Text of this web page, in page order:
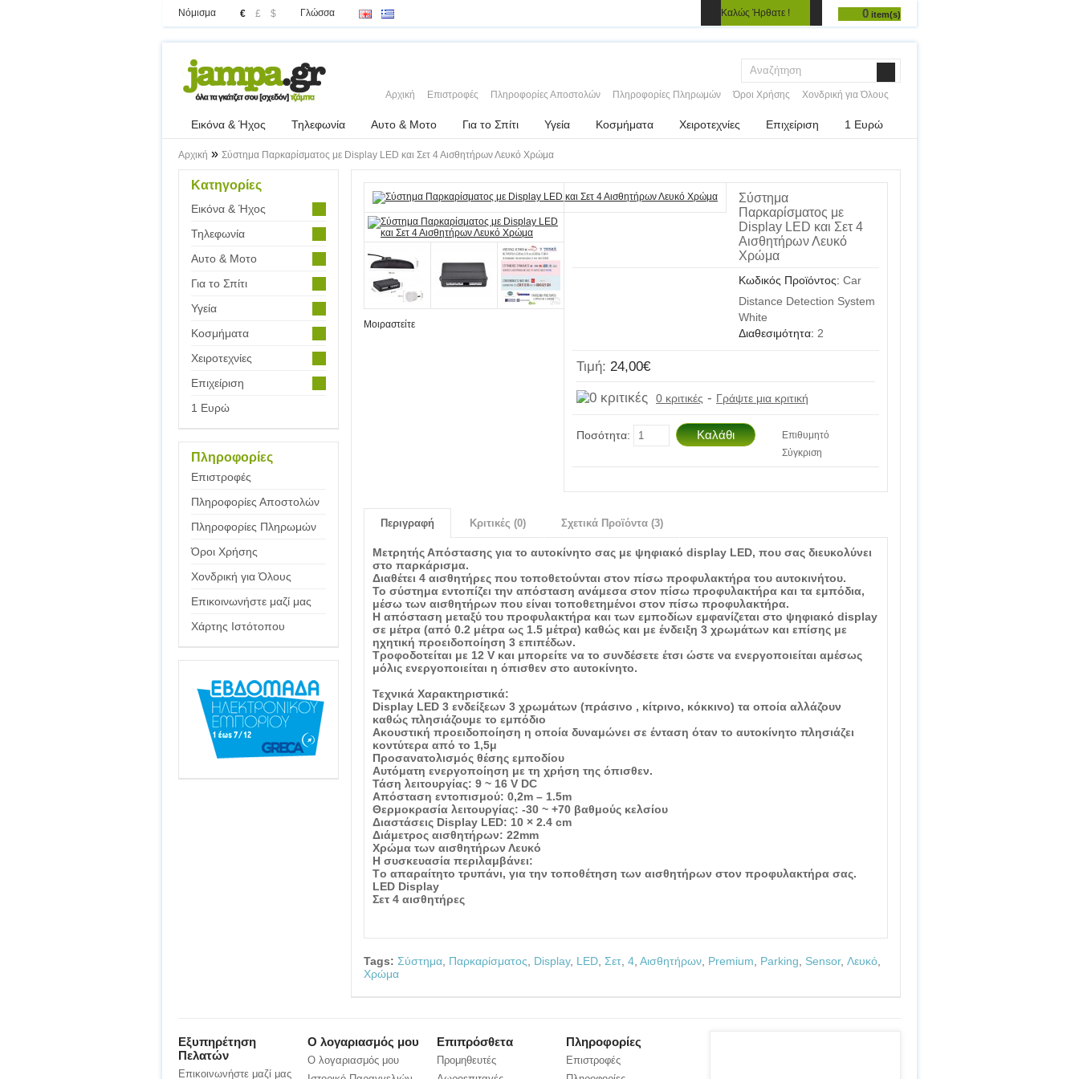
Νόμισμα € £ $ Γλώσσα 0 item(s)
Καλώς Ήρθατε !
Αρχική Επιστροφές Πληροφορίες Αποστολών Πληροφορίες Πληρωμών Όροι Χρήσης Χονδρική για Όλους
Εικόνα & Ήχος Τηλεφωνία Αυτο & Μοτο Για το Σπίτι Υγεία Κοσμήματα Χειροτεχνίες Επιχείριση 1 Ευρώ
Αρχική » Σύστημα Παρκαρίσματος με Display LED και Σετ 4 Αισθητήρων Λευκό Χρώμα
Κατηγορίες
Εικόνα & Ήχος
Τηλεφωνία
Αυτο & Μοτο
Για το Σπίτι
Υγεία
Κοσμήματα
Χειροτεχνίες
Επιχείριση
1 Ευρώ
Πληροφορίες
Επιστροφές
Πληροφορίες Αποστολών
Πληροφορίες Πληρωμών
Όροι Χρήσης
Χονδρική για Όλους
Επικοινωνήστε μαζί μας
Χάρτης Ιστότοπου
Μοιραστείτε
Σύστημα
Παρκαρίσματος με
Display LED και Σετ 4
Αισθητήρων Λευκό
Χρώμα
Κωδικός Προϊόντος: Car
Distance Detection System
White
Διαθεσιμότητα: 2
Τιμή: 24,00€
0 κριτικές - Γράψτε μια κριτική
Ποσότητα:
Επιθυμητό
Σύγκριση
Περιγραφή Κριτικές (0) Σχετικά Προϊόντα (3)
Μετρητής Απόστασης για το αυτοκίνητο σας με ψηφιακό display LED, που σας διευκολύνει
στο παρκάρισμα.
Διαθέτει 4 αισθητήρες που τοποθετούνται στον πίσω προφυλακτήρα του αυτοκινήτου.
Το σύστημα εντοπίζει την απόσταση ανάμεσα στον πίσω προφυλακτήρα και τα εμπόδια,
μέσω των αισθητήρων που είναι τοποθετημένοι στον πίσω προφυλακτήρα.
Η απόσταση μεταξύ του προφυλακτήρα και των εμποδίων εμφανίζεται στο ψηφιακό display
σε μέτρα (από 0.2 μέτρα ως 1.5 μέτρα) καθώς και με ένδειξη 3 χρωμάτων και επίσης με
ηχητική προειδοποίηση 3 επιπέδων.
Τροφοδοτείται με 12 V και μπορείτε να το συνδέσετε έτσι ώστε να ενεργοποιείται αμέσως
μόλις ενεργοποιείται η όπισθεν στο αυτοκίνητο.
Τεχνικά Χαρακτηριστικά:
Display LED 3 ενδείξεων 3 χρωμάτων (πράσινο , κίτρινο, κόκκινο) τα οποία αλλάζουν
καθώς πλησιάζουμε το εμπόδιο
Ακουστική προειδοποίηση η οποία δυναμώνει σε ένταση όταν το αυτοκίνητο πλησιάζει
κοντύτερα από το 1,5μ
Προσανατολισμός θέσης εμποδίου
Αυτόματη ενεργοποίηση με τη χρήση της όπισθεν.
Τάση λειτουργίας: 9 ~ 16 V DC
Απόσταση εντοπισμού: 0,2m – 1.5m
Θερμοκρασία λειτουργίας: -30 ~ +70 βαθμούς κελσίου
Διαστάσεις Display LED: 10 × 2.4 cm
Διάμετρος αισθητήρων: 22mm
Χρώμα των αισθητήρων Λευκό
Η συσκευασία περιλαμβάνει:
Tο απαραίτητο τρυπάνι, για την τοποθέτηση των αισθητήρων στον προφυλακτήρα σας.
LED Display
Σετ 4 αισθητήρες
Tags: Σύστημα Παρκαρίσματος Display, LED Σετ 4 Αισθητήρων Premium Parking Sensor, Λευκό
Χρώμα
Εξυπηρέτηση
Πελατών
Επικοινωνήστε μαζί μας
Ο λογαριασμός μου
Ο λογαριασμός μου
Επιπρόσθετα
Προμηθευτές
Πληροφορίες
Επιστροφές